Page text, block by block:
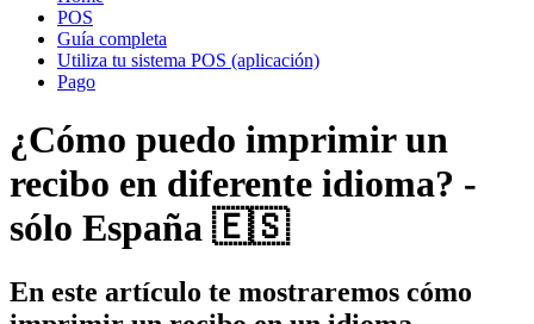
POS
Guía completa
Utiliza tu sistema POS (aplicación)
Pago
¿Cómo puedo imprimir un
recibo en diferente idioma? -
sólo España 🇪🇸
En este artículo te mostraremos cómo